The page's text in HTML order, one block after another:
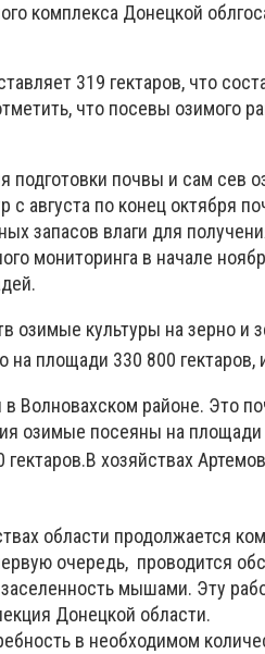
комплекса Донецкой
319 гектаров, что
что посевы озимого
почвы и сам сев
с августа по конец октября
запасов влаги для
мониторинга в начале
озимые культуры на зерно и
площади 330 800 гектаров,
Волновахском районе. Это
озимые посеяны на площади
В хозяйствах
области продолжается
очередь, проводится
мышами. Эту
Донецкой области.
в необходимом